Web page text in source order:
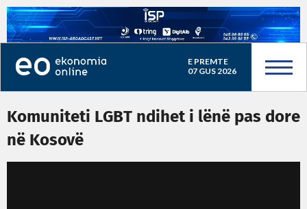
E PREMTE
07 GUS 2026
Komuniteti LGBT ndihet i lënë pas dore
në Kosovë